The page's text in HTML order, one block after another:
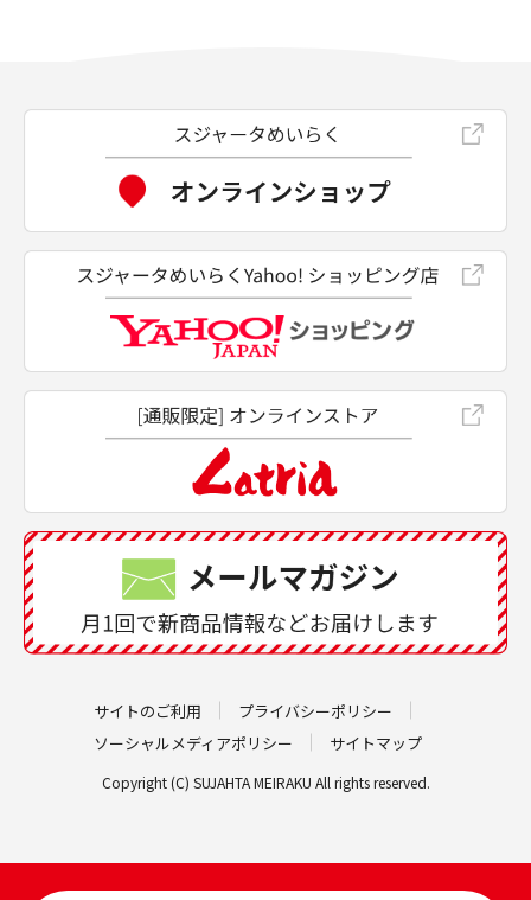
サイトのご利用
プライバシーポリシー
ソーシャルメディアポリシー
サイトマップ
Copyright (C) SUJAHTA MEIRAKU All rights reserved.